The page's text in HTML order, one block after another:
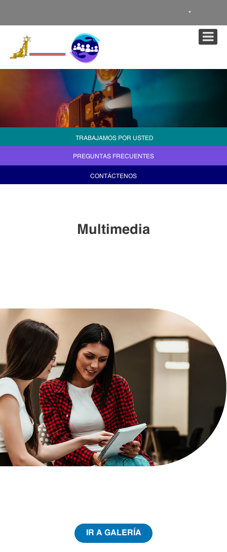
incluye
un
TRABAJAMOS POR USTED
PREGUNTAS FRECUENTES
CONTÁCTENOS
Multimedia
IR A GALERÍA